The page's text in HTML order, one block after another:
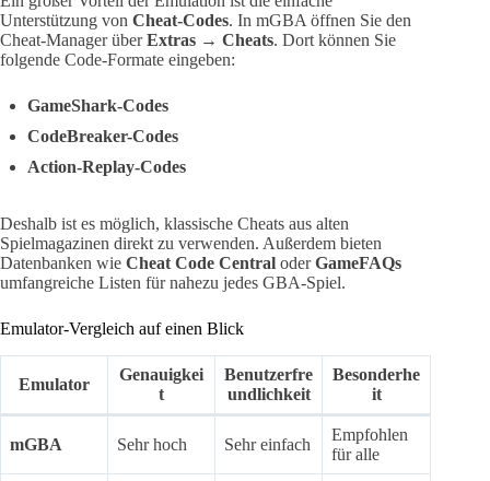
Unterstützung von Cheat-Codes. In mGBA öffnen Sie den
Cheat-Manager überExtras → Cheats. Dort können Sie
folgende Code-Formate eingeben:
GameShark-Codes
CodeBreaker-Codes
Action-Replay-Codes
Deshalb ist es möglich, klassische Cheats aus alten
Spielmagazinen direkt zu verwenden. Außerdem bieten
Datenbanken wie Cheat Code Central oderGameFAQs
umfangreiche Listen für nahezu jedes GBA-Spiel.
Emulator-Vergleich auf einen Blick
Emulator
Genauigkei
t
Benutzerfre
undlichkeit
Besonderhe
it
mGBA Sehr hoch Sehr einfach
Empfohlen
für alle